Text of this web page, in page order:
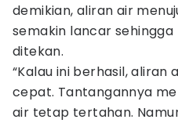
demikian, aliran air
semakin lancar
ditekan.
“Kalau ini berhasil, aliran
cepat. Tantangannya
air tetap tertahan.